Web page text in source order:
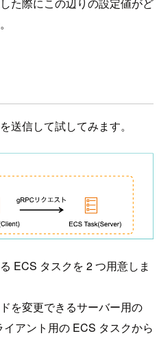
た際にこの辺りの設定値がど
送信して試してみます。
ECS タスクを 2 つ用意しま
を変更できるサーバー用の
アント用の ECS タスクから